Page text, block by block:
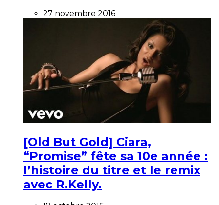
27 novembre 2016
[Old But Gold] Ciara,
“Promise” fête sa 10e année :
l’histoire du titre et le remix
avec R.Kelly.